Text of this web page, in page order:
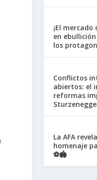
¡El
en
los
Conflictos
abiertos: el
reformas
La AFA
homenaje
⚽🏟️